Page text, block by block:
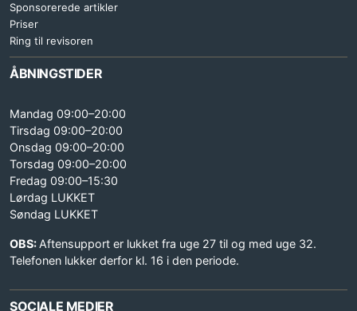
Sponsorerede artikler
Priser
Ring til revisoren
ÅBNINGSTIDER
Mandag 09:00–20:00
Tirsdag 09:00–20:00
Onsdag 09:00–20:00
Torsdag 09:00–20:00
Fredag 09:00–15:30
Lørdag LUKKET
Søndag LUKKET
OBS: Aftensupport er lukket fra uge 27 til og med uge 32.
Telefonen lukker derfor kl. 16 i den periode.
SOCIALE MEDIER